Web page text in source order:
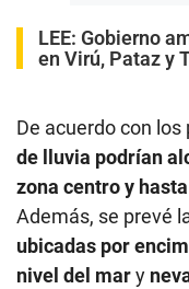
LEE: Gobierno
en Virú, Pataz y
De acuerdo con los
de lluvia podrían
zona centro y
Además, se prevé
ubicadas por
nivel del mary